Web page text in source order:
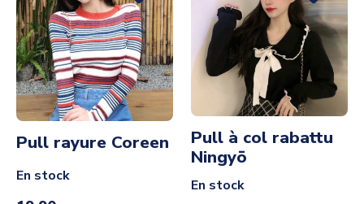
Pull rayure Coreen
En stock
Pull à col rabattu
Ningyō
En stock